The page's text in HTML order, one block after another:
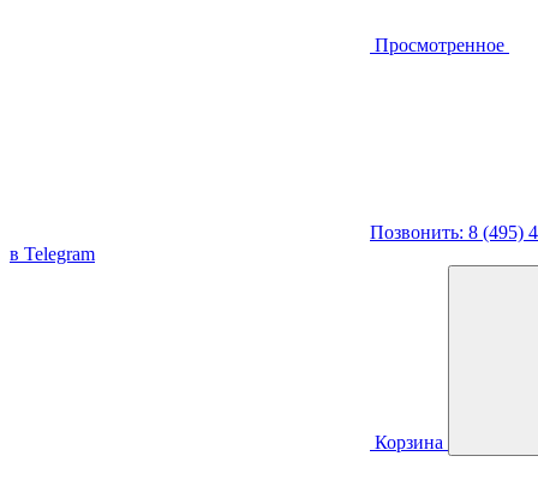
Просмотренное
Позвонить: 8 (495)
в Telegram
Корзина